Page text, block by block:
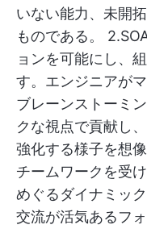
いない能力、未開
ものである。
ョンを可能にし、
す。エンジニアが
ブレーンストーミ
クな視点で貢献し
強化する様子を想
チームワークを受
めぐるダイナミッ
交流が活気あるフ